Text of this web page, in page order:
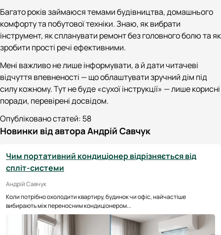
Багато років займаюся темами будівництва, домашнього
комфорту та побутової техніки. Знаю, як вибрати
інструмент, як спланувати ремонт без головного болю та як
зробити прості речі ефективними.
Мені важливо не лише інформувати, а й дати читачеві
відчуття впевненості — що облаштувати зручний дім під
силу кожному. Тут не буде «сухої інструкції» — лише корисні
поради, перевірені досвідом.
Опубліковано статей: 58
Новинки від автора Андрій Савчук
Чим портативний кондиціонер відрізняється від
спліт-системи
Андрій Савчук
Коли потрібно охолодити квартиру, будинок чи офіс, найчастіше
вибирають між переносним кондиціонером...